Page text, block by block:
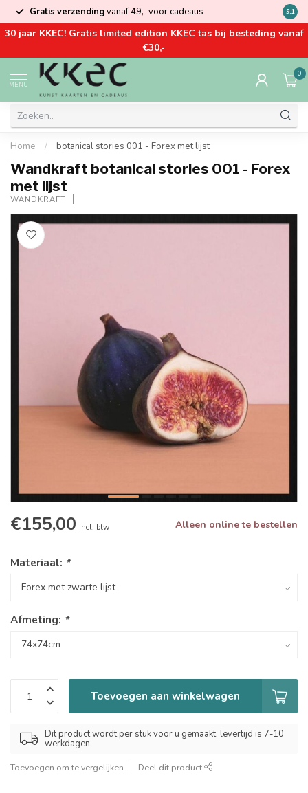
Gratis verzendingvanaf 49,- voor cadeaus Kom
9.1
30 jaar KKEC! Gratis limited edition KKEC tas bij besteding vanaf
€30,-
MENU
0
Home / botanical stories 001 - Forex met lijst
Wandkraft botanical stories 001 - Forex
met lijst
WANDKRAFT
€155,00 Incl. btw Alleen online te bestellen
Materiaal: *
Afmeting: *
Toevoegen aan winkelwagen
Dit product wordt per stuk voor u gemaakt, levertijd is 7-10
werkdagen.
Toevoegen om te vergelijken Deel dit product